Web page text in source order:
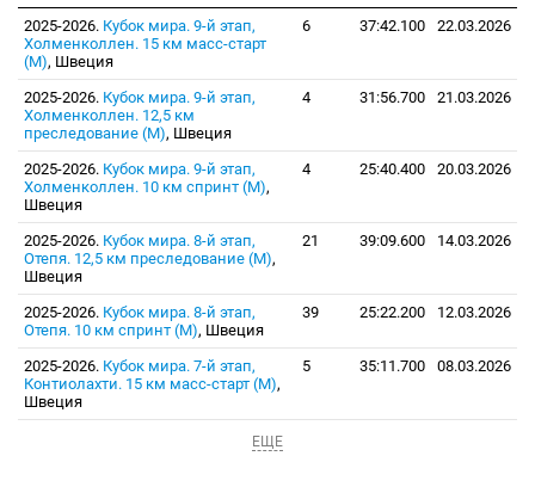
2025-2026. Кубок мира. 9-й этап,
Холменколлен. 15 км масс-старт
(М), Швеция
6 37:42.100 22.03.2026
2025-2026. Кубок мира. 9-й этап,
Холменколлен. 12,5 км
преследование (М), Швеция
4 31:56.700 21.03.2026
2025-2026. Кубок мира. 9-й этап,
Холменколлен. 10 км спринт (М),
Швеция
4 25:40.400 20.03.2026
2025-2026. Кубок мира. 8-й этап,
Отепя. 12,5 км преследование (М),
Швеция
21 39:09.600 14.03.2026
2025-2026. Кубок мира. 8-й этап,
Отепя. 10 км спринт (М), Швеция
39 25:22.200 12.03.2026
2025-2026. Кубок мира. 7-й этап,
Контиолахти. 15 км масс-старт (М),
Швеция
5 35:11.700 08.03.2026
ЕЩЕ